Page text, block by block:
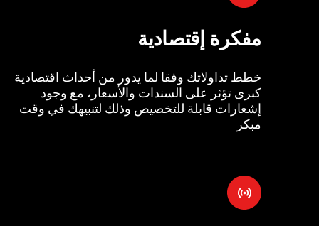
مفكرة إقتصادية
خطط تداولاتك وفقا لما يدور من أحداث اقتصادية
كبرى تؤثر على السندات والأسعار، مع وجود
إشعارات قابلة للتخصيص وذلك لتنبيهك في وقت
مبكر